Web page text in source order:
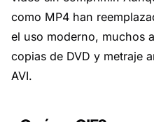
como MP4 han
el uso moderno, muchos
copias de DVD y metraje
AVI.